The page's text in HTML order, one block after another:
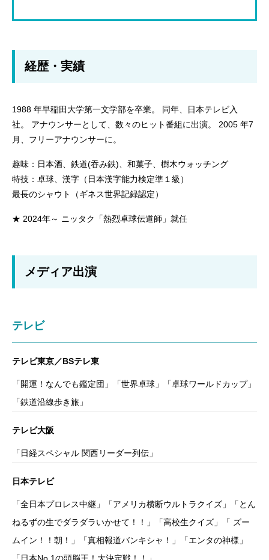
経歴・実績
1988 年早稲田大学第一文学部を卒業。 同年、日本テレビ入
社。 アナウンサーとして、数々のヒット番組に出演。 2005 年7
月、フリーアナウンサーに。
趣味：日本酒、鉄道(吞み鉄)、和菓子、樹木ウォッチング
特技：卓球、漢字（日本漢字能力検定準１級）
最長のシャウト（ギネス世界記録認定）
★ 2024年～ ニッタク「熱烈卓球伝道師」就任
メディア出演
テレビ
テレビ東京／BSテレ東
「開運！なんでも鑑定団」「世界卓球」「卓球ワールドカップ」
「鉄道沿線歩き旅」
テレビ大阪
「日経スペシャル 関西リーダー列伝」
日本テレビ
「全日本プロレス中継」「アメリカ横断ウルトラクイズ」「とん
ねるずの生でダラダラいかせて！！」「高校生クイズ」「 ズー
ムイン！！朝！」「真相報道バンキシャ！」「エンタの神様」